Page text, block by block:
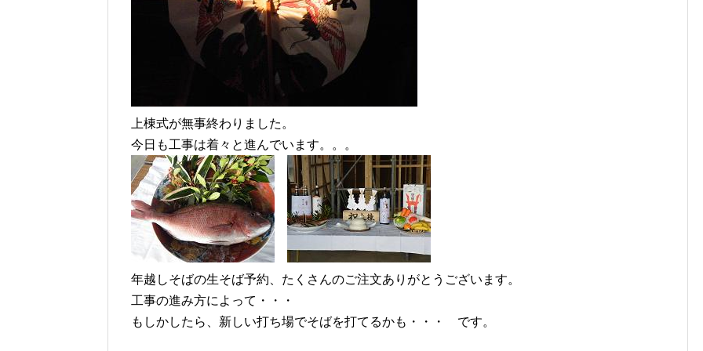
上棟式が無事終わりました。
今日も工事は着々と進んでいます。。。
年越しそばの生そば予約、たくさんのご注文ありがとうございます。
工事の進み方によって・・・
もしかしたら、新しい打ち場でそばを打てるかも・・・ です。